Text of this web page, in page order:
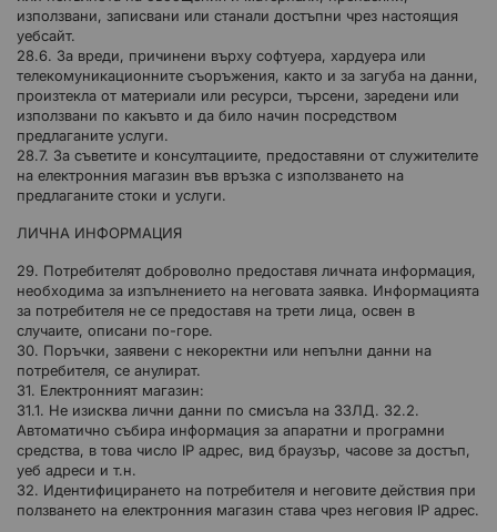
използвани, записвани или станали достъпни чрез настоящия
уебсайт.
28.6. За вреди, причинени върху софтуера, хардуера или
телекомуникационните съоръжения, както и за загуба на данни,
произтекла от материали или ресурси, търсени, заредени или
използвани по какъвто и да било начин посредством
предлаганите услуги.
28.7. За съветите и консултациите, предоставяни от служителите
на електронния магазин във връзка с използването на
предлаганите стоки и услуги.
ЛИЧНА ИНФОРМАЦИЯ
29. Потребителят доброволно предоставя личната информация,
необходима за изпълнението на неговата заявка. Информацията
за потребителя не се предоставя на трети лица, освен в
случаите, описани по-горе.
30. Поръчки, заявени с некоректни или непълни данни на
потребителя, се анулират.
31. Електронният магазин:
31.1. Не изисква лични данни по смисъла на ЗЗЛД. 32.2.
Автоматично събира информация за апаратни и програмни
средства, в това число IP адрес, вид браузър, часове за достъп,
уеб адреси и т.н.
32. Идентифицирането на потребителя и неговите действия при
ползването на електронния магазин става чрез неговия IP адрес.